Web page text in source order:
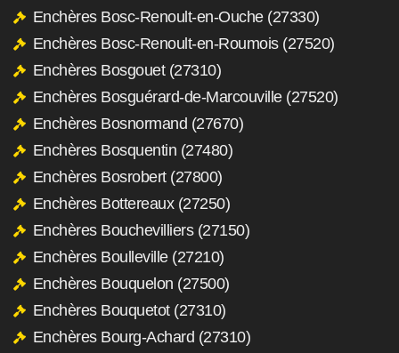
Enchères Bosc-Renoult-en-Ouche (27330)
Enchères Bosc-Renoult-en-Roumois (27520)
Enchères Bosgouet (27310)
Enchères Bosguérard-de-Marcouville (27520)
Enchères Bosnormand (27670)
Enchères Bosquentin (27480)
Enchères Bosrobert (27800)
Enchères Bottereaux (27250)
Enchères Bouchevilliers (27150)
Enchères Boulleville (27210)
Enchères Bouquelon (27500)
Enchères Bouquetot (27310)
Enchères Bourg-Achard (27310)